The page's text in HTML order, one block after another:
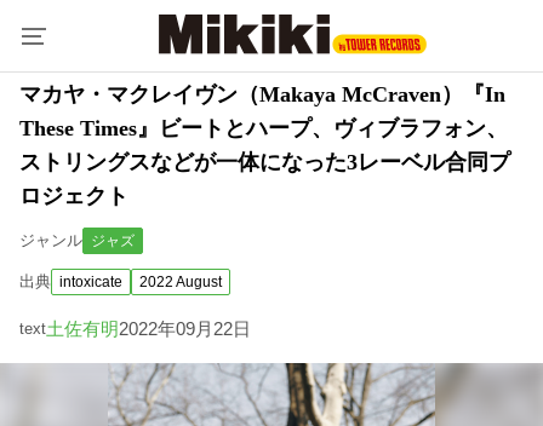
マカヤ・マクレイヴン（Makaya McCraven）『In
These Times』ビートとハープ、ヴィブラフォン、
ストリングスなどが一体になった3レーベル合同プ
ロジェクト
ジャンル ジャズ
出典 intoxicate 2022 August
text土佐有明2022年09月22日